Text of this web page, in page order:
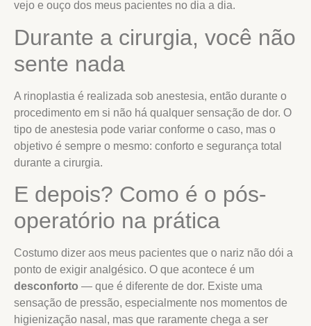
vejo e ouço dos meus pacientes no dia a dia.
Durante a cirurgia, você não
sente nada
A rinoplastia é realizada sob anestesia, então durante o
procedimento em si não há qualquer sensação de dor. O
tipo de anestesia pode variar conforme o caso, mas o
objetivo é sempre o mesmo: conforto e segurança total
durante a cirurgia.
E depois? Como é o pós-
operatório na prática
Costumo dizer aos meus pacientes que o nariz não dói a
ponto de exigir analgésico. O que acontece é um
desconforto — que é diferente de dor. Existe uma
sensação de pressão, especialmente nos momentos de
higienização nasal, mas que raramente chega a ser